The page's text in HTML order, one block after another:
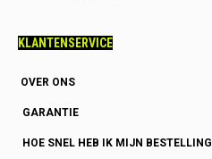
KLANTENSERVICE
OVER ONS
GARANTIE
HOE SNEL HEB IK MIJN BESTELLING